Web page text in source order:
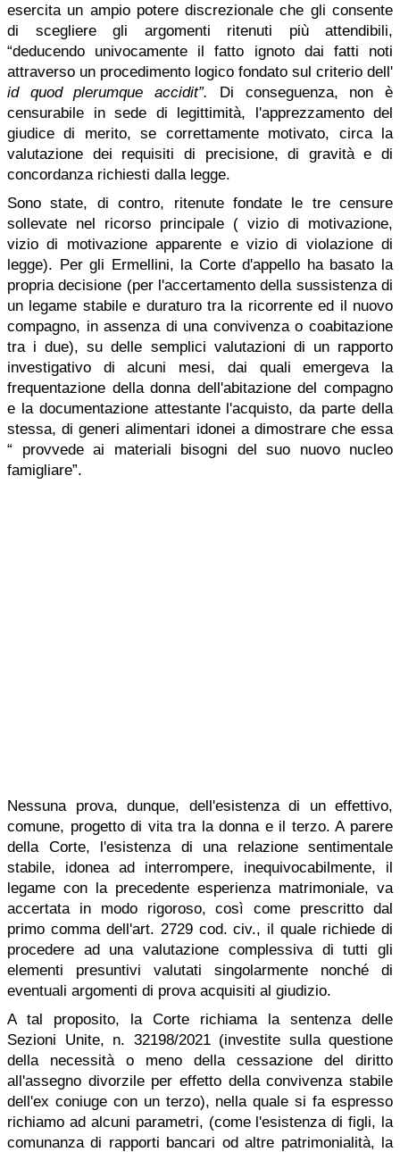
esercita un ampio potere discrezionale che gli consente
di scegliere gli argomenti ritenuti più attendibili,
“deducendo univocamente il fatto ignoto dai fatti noti
attraverso un procedimento logico fondato sul criterio dell'
id quod plerumque accidit”. Di conseguenza, non è
censurabile in sede di legittimità, l'apprezzamento del
giudice di merito, se correttamente motivato, circa la
valutazione dei requisiti di precisione, di gravità e di
concordanza richiesti dalla legge.
Sono state, di contro, ritenute fondate le tre censure
sollevate nel ricorso principale ( vizio di motivazione,
vizio di motivazione apparente e vizio di violazione di
legge). Per gli Ermellini, la Corte d'appello ha basato la
propria decisione (per l'accertamento della sussistenza di
un legame stabile e duraturo tra la ricorrente ed il nuovo
compagno, in assenza di una convivenza o coabitazione
tra i due), su delle semplici valutazioni di un rapporto
investigativo di alcuni mesi, dai quali emergeva la
frequentazione della donna dell'abitazione del compagno
e la documentazione attestante l'acquisto, da parte della
stessa, di generi alimentari idonei a dimostrare che essa
“ provvede ai materiali bisogni del suo nuovo nucleo
famigliare”.
Nessuna prova, dunque, dell'esistenza di un effettivo,
comune, progetto di vita tra la donna e il terzo. A parere
della Corte, l'esistenza di una relazione sentimentale
stabile, idonea ad interrompere, inequivocabilmente, il
legame con la precedente esperienza matrimoniale, va
accertata in modo rigoroso, così come prescritto dal
primo comma dell'art. 2729 cod. civ., il quale richiede di
procedere ad una valutazione complessiva di tutti gli
elementi presuntivi valutati singolarmente nonché di
eventuali argomenti di prova acquisiti al giudizio.
A tal proposito, la Corte richiama la sentenza delle
Sezioni Unite, n. 32198/2021 (investite sulla questione
della necessità o meno della cessazione del diritto
all'assegno divorzile per effetto della convivenza stabile
dell'ex coniuge con un terzo), nella quale si fa espresso
richiamo ad alcuni parametri, (come l'esistenza di figli, la
comunanza di rapporti bancari od altre patrimonialità, la